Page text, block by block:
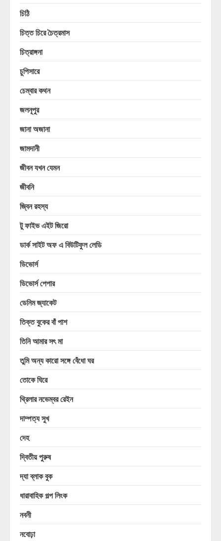
চিঠি
চিত্ত চিরে চৈত্রমাস
চিত্রাঙ্গনা
চুপিসারে
চেম্বার কথন
জলনূপুর
জানা অজানা
জামদানী
জীবন যখন যেমন
জীবনি
জ্বিন রহস্য
টু ফাইভ এইট জিরো
ডার্ক সাইট অফ এ বিউটিফুল লেডি
ডিভোর্স
ডিভোর্স পেপার
ডেনিম জ্যাকেট
তিক্ত বুকের বাঁ পাশ
তিনি আমার সৎ মা
তুমি অন্য কারো সঙ্গে বেঁধো ঘর
তোকে ঘিরে
থ্রিলার নভেম্বর রেইন
দাম্পত্য সুখ
দেহ
দ্বিতীয় পুরুষ
দ্যা ব্লাক বুক
ধারাবাহিক গল্প লিংক
নবনী
নবোঢ়া